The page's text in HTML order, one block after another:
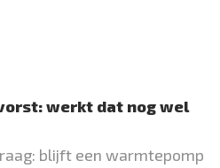
werkt dat nog wel
blijft een warmtepomp